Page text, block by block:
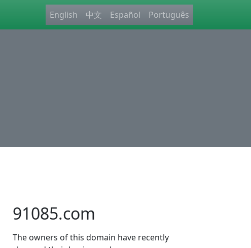
English 中文 Español Português
91085.com
The owners of this domain have recently